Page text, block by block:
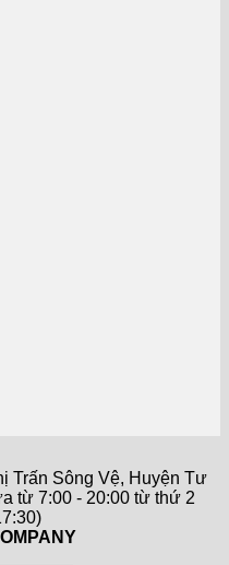
Trấn Sông Vệ, Huyện Tư
từ 7:00 - 20:00 từ thứ 2